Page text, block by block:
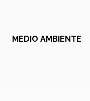
MEDIO AMBIENTE